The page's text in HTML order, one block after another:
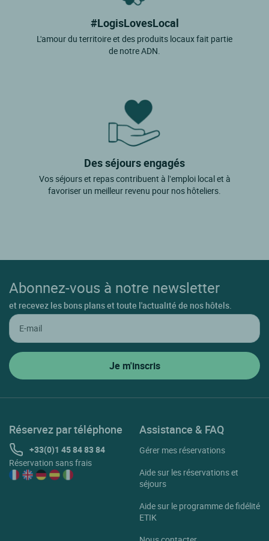
#LogisLovesLocal
L'amour du territoire et des produits locaux fait partie
de notre ADN.
Des séjours engagés
Vos séjours et repas contribuent à l’emploi local et à
favoriser un meilleur revenu pour nos hôteliers.
Abonnez-vous à notre newsletter
et recevez les bons plans et toute l'actualité de nos hôtels.
Réservez par téléphone
+33(0)1 45 84 83 84
Réservation sans frais
Assistance & FAQ
Gérer mes réservations
Aide sur les réservations et
séjours
Aide sur le programme de fidélité
ETIK